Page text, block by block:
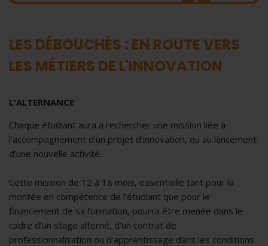
LES DÉBOUCHÉS : EN ROUTE VERS
LES MÉTIERS DE L'INNOVATION
L'ALTERNANCE
Chaque étudiant aura à rechercher une mission liée à
l’accompagnement d’un projet d’innovation, ou au lancement
d’une nouvelle activité.
Cette mission de 12 à 18 mois, essentielle tant pour la
montée en compétence de l’étudiant que pour le
financement de sa formation, pourra être menée dans le
cadre d’un stage alterné, d’un contrat de
professionnalisation ou d’apprentissage dans les conditions